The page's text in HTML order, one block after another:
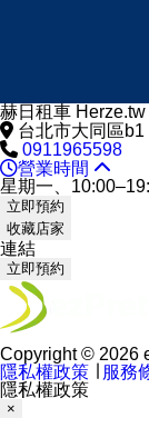
赫日租車
台北市大同區
0911965598
營業時間
星期一、
立即預約
收藏店家
連結
立即預約
Copyright © 2026
隱私權政策
服務
隱私權政策
×